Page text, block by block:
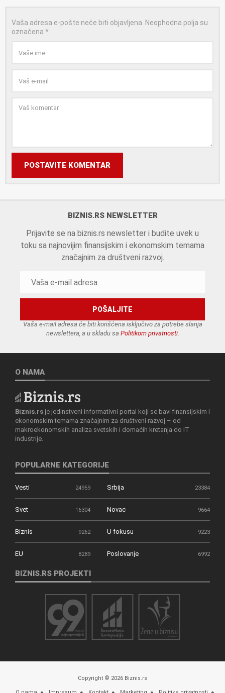
Vaša adresa e-pošte neće biti objavljena. Neophodna polja su
označena *
POSTAVITE KOMENTAR
BIZNIS.RS NEWSLETTER
Prijavite se na biznis.rs newsletter i budite uvek u
toku sa najnovijim finansijskim i ekonomskim temama
značajnim za društveni razvoj.
Vaša e-mail adresa će biti korišćena isključivo za potrebe slanja
newslettera, a u skladu sa Politikom privatnosti.
O NAMA
Biznis.rs je jedinstveni informativni portal koji se bavi finansijskim i
ekonomskim temama značajnim za društveni razvoj – od
makroekonomskih analiza svetskih i domaćih kretanja do IT
industrije.
POPULARNE KATEGORIJE
Vesti 24959 Srbija 23384
Svet 16304 Novac 9664
Biznis 9262 U fokusu 9223
EU 8289 Poslovanje 6992
BIZNIS.RS PROJEKTI
Copyright © 2026 Biznis.rs